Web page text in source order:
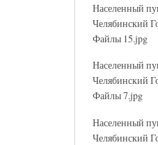
Населенный
Челябинский
Файлы 15.jpg
Населенный
Челябинский
Файлы 7.jpg
Населенный
Челябинский